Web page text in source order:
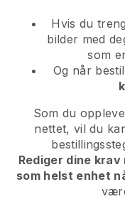
Hvis du
bilder med
som
Og når
Som du
nettet, vil du
Rediger dine
som helst enhet